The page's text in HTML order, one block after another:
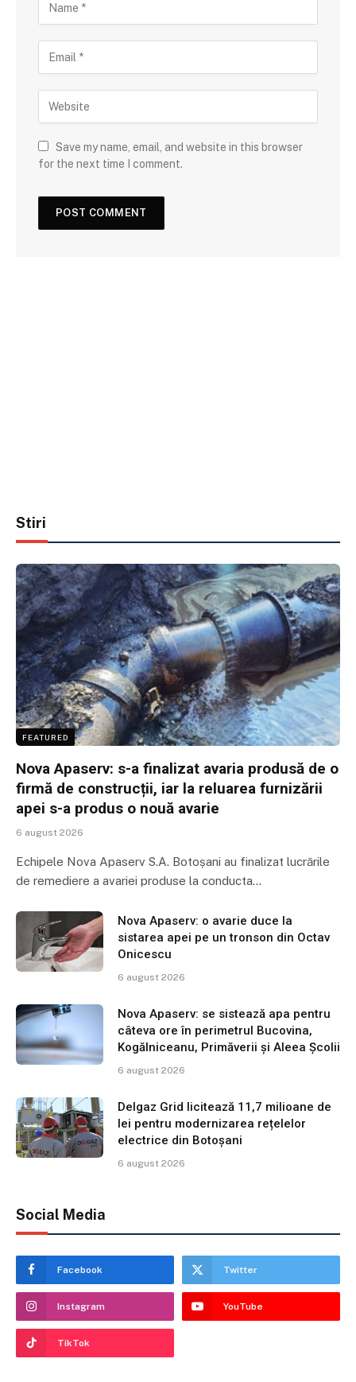
Save my name, email, and website in this browser
for the next time I comment.
Stiri
FEATURED
Nova Apaserv: s-a finalizat avaria produsă de o
firmă de construcții, iar la reluarea furnizării
apei s-a produs o nouă avarie
6 august 2026
Echipele Nova Apaserv S.A. Botoșani au finalizat lucrările
de remediere a avariei produse la conducta…
Nova Apaserv: o avarie duce la
sistarea apei pe un tronson din Octav
Onicescu
6 august 2026
Nova Apaserv: se sistează apa pentru
câteva ore în perimetrul Bucovina,
Kogălniceanu, Primăverii și Aleea Școlii
6 august 2026
Delgaz Grid licitează 11,7 milioane de
lei pentru modernizarea rețelelor
electrice din Botoșani
6 august 2026
Social Media
Facebook Twitter
Instagram YouTube
TikTok